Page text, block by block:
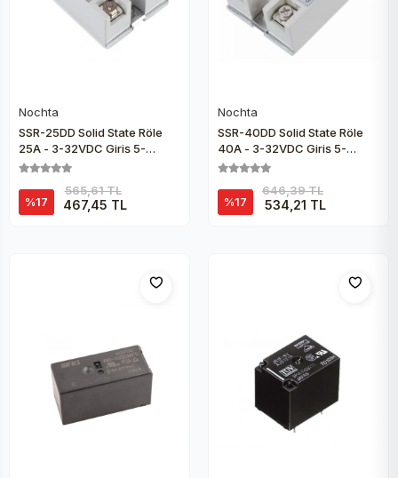
Nochta
SSR-25DD Solid State Röle
25A - 3-32VDC Giriş 5-
60VDC Çıkış
%17
565,61 TL
467,45 TL
Nochta
SSR-40DD Solid State Röle
40A - 3-32VDC Giriş 5-
60VDC Çıkış
%17
646,39 TL
534,21 TL